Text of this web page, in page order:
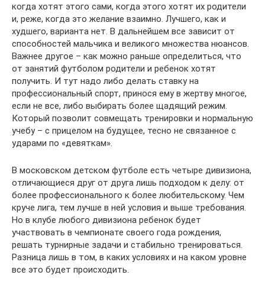
когда хотят этого сами, когда этого хотят их родители
и, реже, когда это желание взаимно. Лучшего, как и
худшего, варианта нет. В дальнейшем все зависит от
способностей мальчика и великого множества нюансов.
Важнее другое – как можно раньше определиться, что
от занятий футболом родители и ребенок хотят
получить. И тут надо либо делать ставку на
профессиональный спорт, принося ему в жертву многое,
если не все, либо выбирать более щадящий режим.
Который позволит совмещать тренировки и нормальную
учебу – с прицелом на будущее, тесно не связанное с
ударами по «девяткам».
В московском детском футболе есть четыре дивизиона,
отличающиеся друг от друга лишь подходом к делу: от
более профессионального к более любительскому. Чем
круче лига, тем лучше в ней условия и выше требования.
Но в клубе любого дивизиона ребенок будет
участвовать в чемпионате своего года рождения,
решать турнирные задачи и стабильно тренироваться.
Разница лишь в том, в каких условиях и на каком уровне
все это будет происходить.